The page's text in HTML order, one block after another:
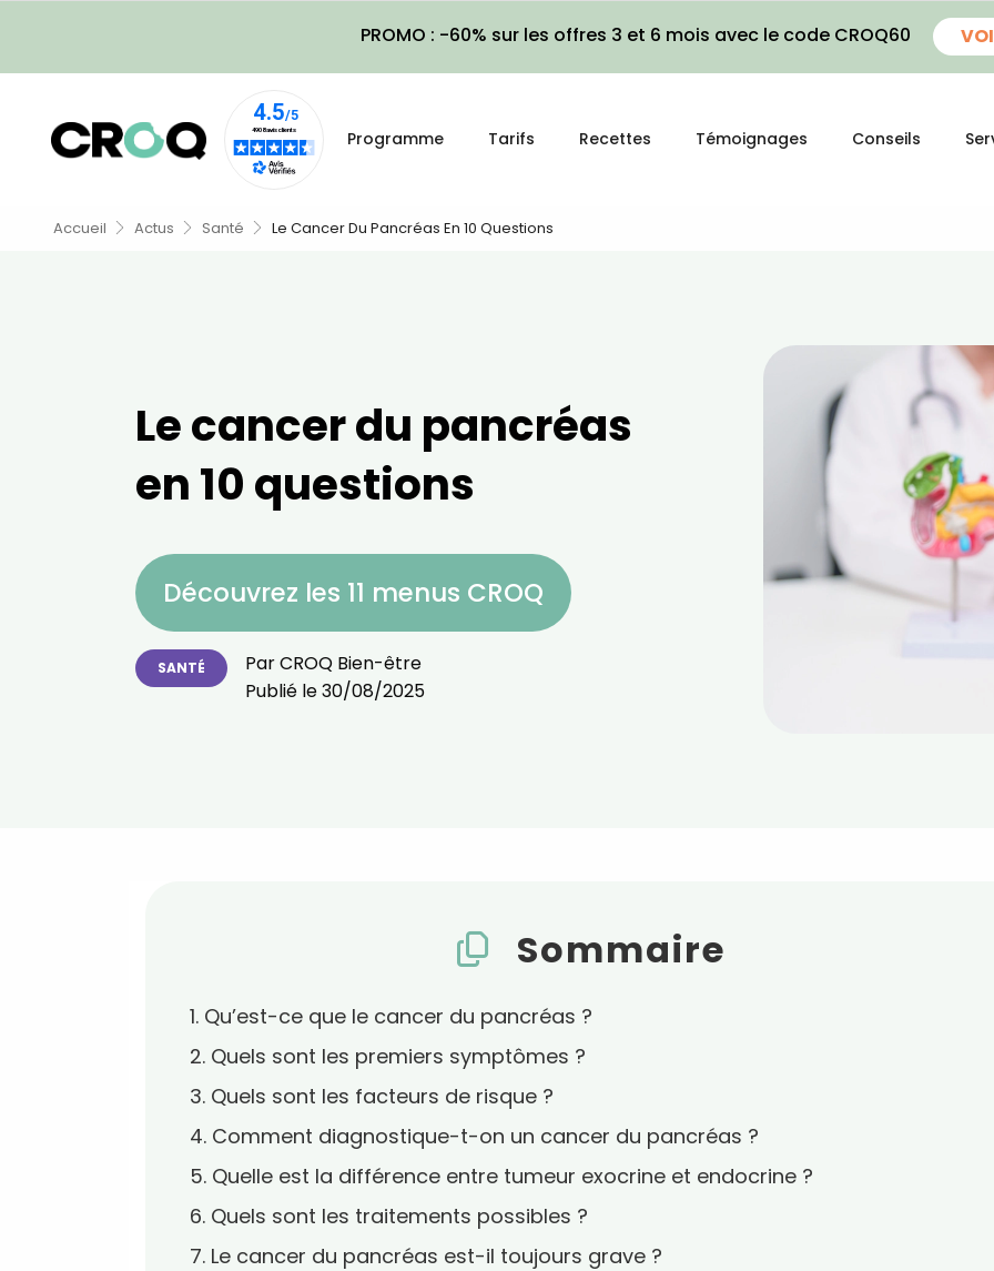
PROMO : -60% sur les offres 3 et 6 mois avec le code CROQ60
Programme Tarifs Recettes Témoignages Conseils
Accueil Actus Santé Le Cancer Du Pancréas En 10 Questions
Le cancer du pancréas
en 10 questions
Découvrez les 11 menus CROQ
SANTÉ ParCROQ Bien-être
Publié le30/08/2025
Sommaire
1. Qu’est-ce que le cancer du pancréas ?
2. Quels sont les premiers symptômes ?
3. Quels sont les facteurs de risque ?
4. Comment diagnostique-t-on un cancer du pancréas ?
5. Quelle est la différence entre tumeur exocrine et endocrine ?
6. Quels sont les traitements possibles ?
7. Le cancer du pancréas est-il toujours grave ?